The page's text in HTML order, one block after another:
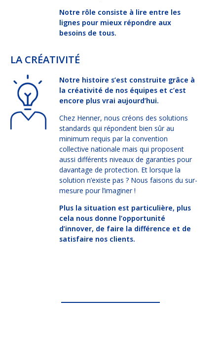
Notre rôle consiste à lire entre les
lignes pour mieux répondre aux
besoins de tous.
LA CRÉATIVITÉ
Notre histoire s’est construite grâce à
la créativité de nos équipes et c’est
encore plus vrai aujourd’hui.
Chez Henner, nous créons des solutions
standards qui répondent bien sûr au
minimum requis par la convention
collective nationale mais qui proposent
aussi différents niveaux de garanties pour
davantage de protection. Et lorsque la
solution n’existe pas ? Nous faisons du sur-
mesure pour l’imaginer !
Plus la situation est particulière, plus
cela nous donne l’opportunité
d’innover, de faire la différence et de
satisfaire nos clients.